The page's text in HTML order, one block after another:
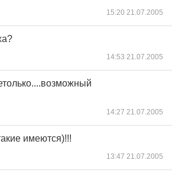
15:20 21.07.2005
14:53 21.07.2005
14:27 21.07.2005
имеются)!!!
13:47 21.07.2005